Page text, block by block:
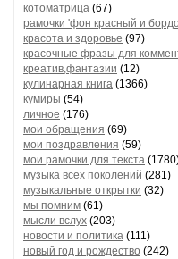
котоматрица (67)
рамочки 'фон красный и
красота и здоровье (97)
красочные фразы для
креатив,фантазии (12)
кулинарная книга (1366)
кумиры (54)
личное (176)
мои обращения (69)
мои поздравления (59)
мои рамочки для текста
музыка всех поколений (281)
музыкальные открытки (32)
мы помним (61)
мысли вслух (203)
новости и политика (111)
новый год и рождество (242)